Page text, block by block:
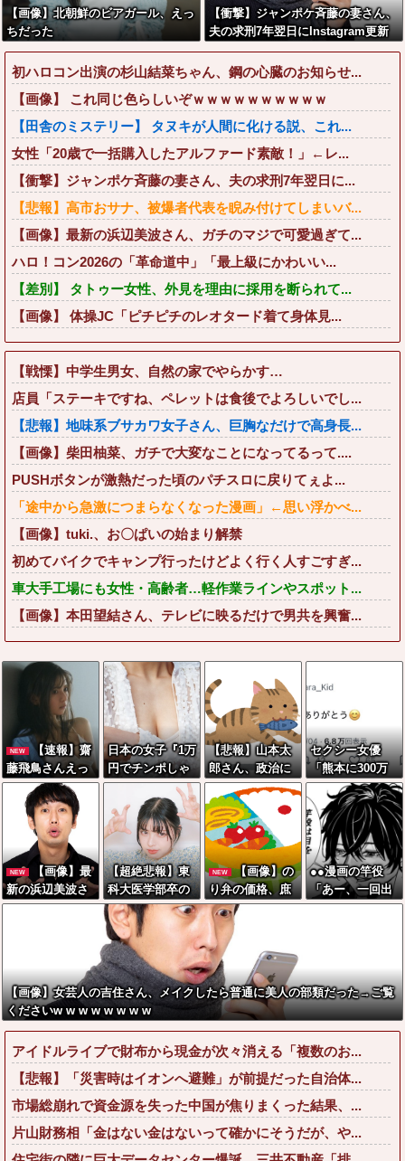
【画像】北朝鮮のビアガール、えっ
ちだった
【衝撃】ジャンポケ斉藤の妻さん、
夫の求刑7年翌日にInstagram更新
しSNS民をザワつかせてしまう…
初ハロコン出演の杉山結菜ちゃん、鋼の心臓のお知らせ...
【画像】 これ同じ色らしいぞｗｗｗｗｗｗｗｗｗｗ
【田舎のミステリー】 タヌキが人間に化ける説、これ...
女性「20歳で一括購入したアルファード素敵！」←レ...
【衝撃】ジャンポケ斉藤の妻さん、夫の求刑7年翌日に...
【悲報】高市おサナ、被爆者代表を睨み付けてしまいバ...
【画像】最新の浜辺美波さん、ガチのマジで可愛過ぎて...
ハロ！コン2026の「革命道中」「最上級にかわいい...
【差別】 タトゥー女性、外見を理由に採用を断られて...
【画像】 体操JC「ピチピチのレオタード着て身体見...
【戦慄】中学生男女、自然の家でやらかす…
店員「ステーキですね、ペレットは食後でよろしいでし...
【悲報】地味系ブサカワ女子さん、巨胸なだけで高身長...
【画像】柴田柚菜、ガチで大変なことになってるって....
PUSHボタンが激熱だった頃のパチスロに戻りてぇよ...
「途中から急激につまらなくなった漫画」←思い浮かべ...
【画像】tuki.、お〇ぱいの始まり解禁
初めてバイクでキャンプ行ったけどよく行く人すごすぎ...
車大手工場にも女性・高齢者…軽作業ラインやスポット...
【画像】本田望結さん、テレビに映るだけで男共を興奮...
NEW
【速報】齋
藤飛鳥さんえっ
ちな下着、特定
される
日本の女子『1万
円でチンポしゃ
ぶります』←す
げえ時代だよな
【悲報】山本太
郎さん、政治に
興味なかった
セクシー女優
「熊本に300万
円寄付します」
彡(^)(^)「汚い金
ありがとうや
で」→
NEW
【画像】最
新の浜辺美波さ
ん、ガチのマジ
w w w w w w
【超絶悲報】東
科大医学部卒の
美人YouTuberさ
ん、直美でコメ
ント欄が炎上し
てしまう…
NEW
【画像】の
り弁の価格、庶
民には届かなく
なってしまう
●●漫画の竿役
「あー、一回出
すわ」←いやす
【画像】女芸人の吉住さん、メイクしたら普通に美人の部類だった→ご覧
くださいw w w w w w w w
アイドルライブで財布から現金が次々消える「複数のお...
【悲報】「災害時はイオンへ避難」が前提だった自治体...
市場総崩れで資金源を失った中国が焦りまくった結果、...
片山財務相「金はない金はないって確かにそうだが、や...